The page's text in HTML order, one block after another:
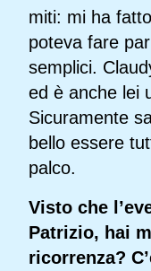
miti: mi ha
poteva fare
semplici.
ed è anche lei
Sicuramente
bello essere
palco.
Visto che
Patrizio, hai
ricorrenza?